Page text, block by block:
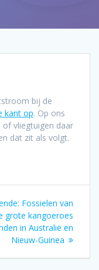
bij de
kant op. Op ons
vliegtuigen daar
dat zit als volgt.
Volgend
bericht:
Fossielen van
grote kangoeroes
in Australië en
Nieuw-Guinea